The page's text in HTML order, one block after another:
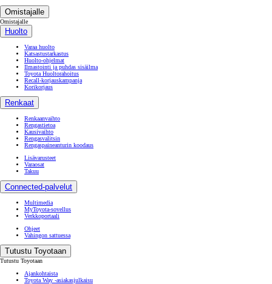
Omistajalle
Omistajalle
Huolto
Varaa huolto
Katsastustarkastus
Huolto-ohjelmat
Ilmastointi ja puhdas sisäilma
Toyota Huoltorahoitus
Recall-korjauskampanja
Korikorjaus
Renkaat
Renkaanvaihto
Rengastietoa
Kausivaihto
Rengasvalitsin
Rengaspaineanturin koodaus
Lisävarusteet
Varaosat
Takuu
Connected-palvelut
Multimedia
MyToyota-sovellus
Verkkoportaali
Ohjeet
Vahingon sattuessa
Tutustu Toyotaan
Tutustu Toyotaan
Ajankohtaista
Toyota Way -asiakasjulkaisu